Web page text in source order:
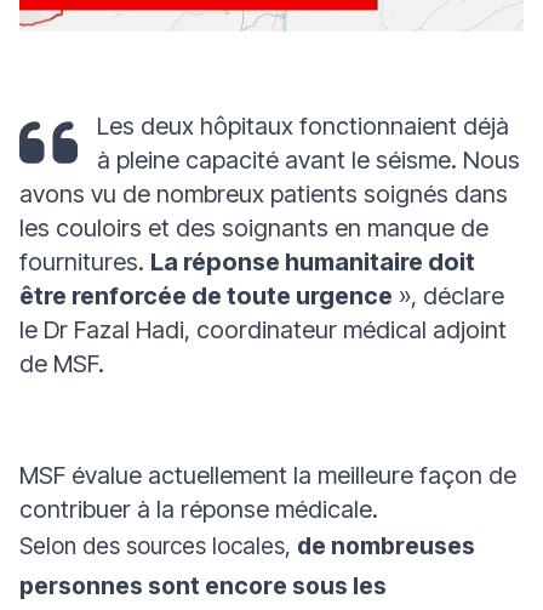
Les deux hôpitaux fonctionnaient déjà
à pleine capacité avant le séisme. Nous
avons vu de nombreux patients soignés dans
les couloirs et des soignants en manque de
fournitures. La réponse humanitaire doit
être renforcée de toute urgence », déclare
le Dr Fazal Hadi, coordinateur médical adjoint
de MSF.
MSF évalue actuellement la meilleure façon de
contribuer à la réponse médicale.
Selon des sources locales, de nombreuses
personnes sont encore sous les